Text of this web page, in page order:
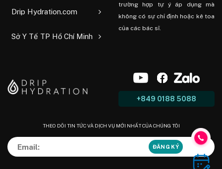
Drip Hydration.com
Sở Y Tế TP Hồ Chí Minh
trường hợp tự ý áp dụng mà
không có sự chỉ định hoặc kê toa
của các bác sĩ.
+849 0188 5088
THEO DÕI TIN TỨC VÀ DỊCH VỤ MỚI NHẤT CỦA CHÚNG TÔI